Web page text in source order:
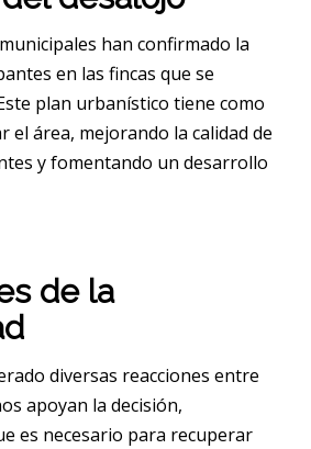
han confirmado la
en las fincas que se
plan urbanístico tiene como
el área, mejorando la calidad de
y fomentando un desarrollo
de la
diversas reacciones entre
apoyan la decisión,
es necesario para recuperar